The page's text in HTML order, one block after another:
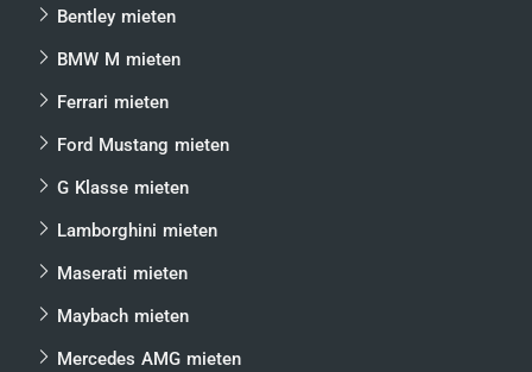
Bentley mieten
BMW M mieten
Ferrari mieten
Ford Mustang mieten
G Klasse mieten
Lamborghini mieten
Maserati mieten
Maybach mieten
Mercedes AMG mieten